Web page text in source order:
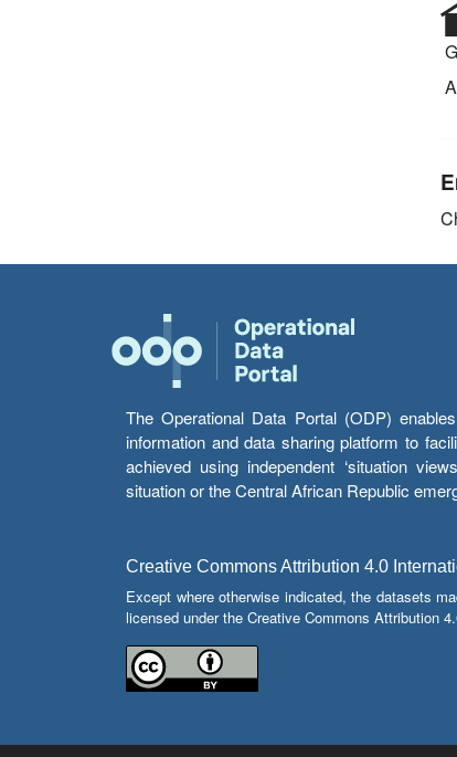
The Operational Data Portal (ODP)
information and data sharing platform to
achieved using independent ‘situation
situation or the Central African Republic
Creative Commons Attribution 4.0
Except where otherwise indicated, the datasets
licensed under the Creative Commons Attribution